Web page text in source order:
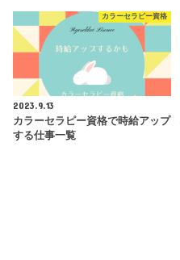
カラーセラピー資格
2023.9.13
カラーセラピー資格で時給アップ
する仕事一覧